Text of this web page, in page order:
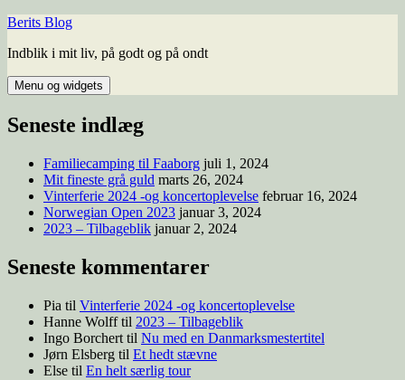
Hop
indhold
Berits Blog
Indblik i mit liv, på godt og på ondt
Menu og widgets
Seneste indlæg
Familiecamping til Faaborg juli 1, 2024
Mit fineste grå guld marts 26, 2024
Vinterferie 2024 -og koncertoplevelse februar 16, 2024
Norwegian Open 2023 januar 3, 2024
2023 – Tilbageblik januar 2, 2024
Seneste kommentarer
Pia til Vinterferie 2024 -og koncertoplevelse
Hanne Wolfftil 2023 – Tilbageblik
Ingo Borchert til Nu med en Danmarksmestertitel
Jørn Elsberg til Et hedt stævne
Else til En helt særlig tour